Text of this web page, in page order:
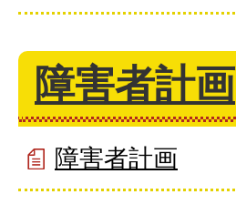
障害者計画
障害者計画